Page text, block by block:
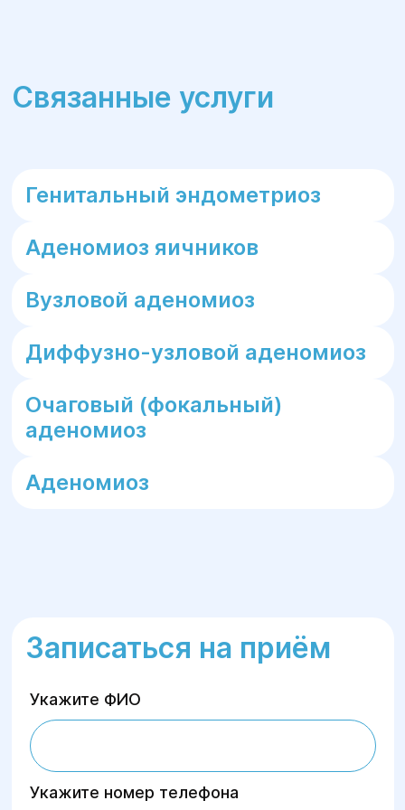
Связанные услуги
Генитальный эндометриоз
Аденомиоз яичников
Вузловой аденомиоз
Диффузно-узловой аденомиоз
Очаговый (фокальный)
аденомиоз
Аденомиоз
Записаться на приём
Укажите ФИО
Укажите номер телефона